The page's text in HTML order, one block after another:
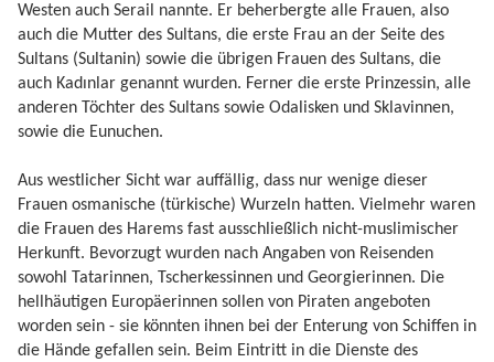
Westen auch Serail nannte. Er beherbergte alle Frauen, also
auch die Mutter des Sultans, die erste Frau an der Seite des
Sultans (Sultanin) sowie die übrigen Frauen des Sultans, die
auch Kadınlar genannt wurden. Ferner die erste Prinzessin, alle
anderen Töchter des Sultans sowie Odalisken und Sklavinnen,
sowie die Eunuchen.
Aus westlicher Sicht war auffällig, dass nur wenige dieser
Frauen osmanische (türkische) Wurzeln hatten. Vielmehr waren
die Frauen des Harems fast ausschließlich nicht-muslimischer
Herkunft. Bevorzugt wurden nach Angaben von Reisenden
sowohl Tatarinnen, Tscherkessinnen und Georgierinnen. Die
hellhäutigen Europäerinnen sollen von Piraten angeboten
worden sein - sie könnten ihnen bei der Enterung von Schiffen in
die Hände gefallen sein. Beim Eintritt in die Dienste des